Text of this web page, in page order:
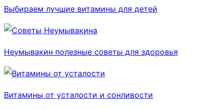
Выбираем лучшие витамины для детей
Неумывакин полезные советы для здоровья
Витамины от усталости и сонливости